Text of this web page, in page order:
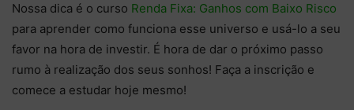
Nossa dica é o curso Renda Fixa: Ganhos com Baixo Risco
para aprender como funciona esse universo e usá-lo a seu
favor na hora de investir. É hora de dar o próximo passo
rumo à realização dos seus sonhos! Faça a inscrição e
comece a estudar hoje mesmo!